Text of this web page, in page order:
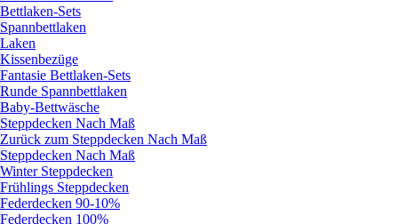
Bettlaken-Sets
Spannbettlaken
Laken
Kissenbezüge
Fantasie Bettlaken-Sets
Runde Spannbettlaken
Baby-Bettwäsche
Steppdecken Nach Maß
Zurück zum Steppdecken Nach Maß
Steppdecken Nach Maß
Winter Steppdecken
Frühlings Steppdecken
Federdecken 90-10%
Federdecken 100%